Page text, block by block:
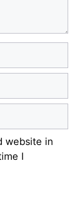
website in
I